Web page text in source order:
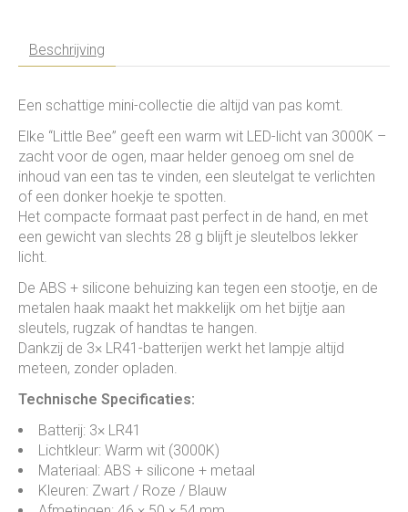
Beschrijving
Een schattige mini-collectie die altijd van pas komt.
Elke “Little Bee” geeft een warm wit LED-licht van 3000K –
zacht voor de ogen, maar helder genoeg om snel de
inhoud van een tas te vinden, een sleutelgat te verlichten
of een donker hoekje te spotten.
Het compacte formaat past perfect in de hand, en met
een gewicht van slechts 28 g blijft je sleutelbos lekker
licht.
De ABS + silicone behuizing kan tegen een stootje, en de
metalen haak maakt het makkelijk om het bijtje aan
sleutels, rugzak of handtas te hangen.
Dankzij de 3× LR41-batterijen werkt het lampje altijd
meteen, zonder opladen.
Technische Specificaties:
Batterij: 3× LR41
Lichtkleur: Warm wit (3000K)
Materiaal: ABS + silicone + metaal
Kleuren: Zwart / Roze / Blauw